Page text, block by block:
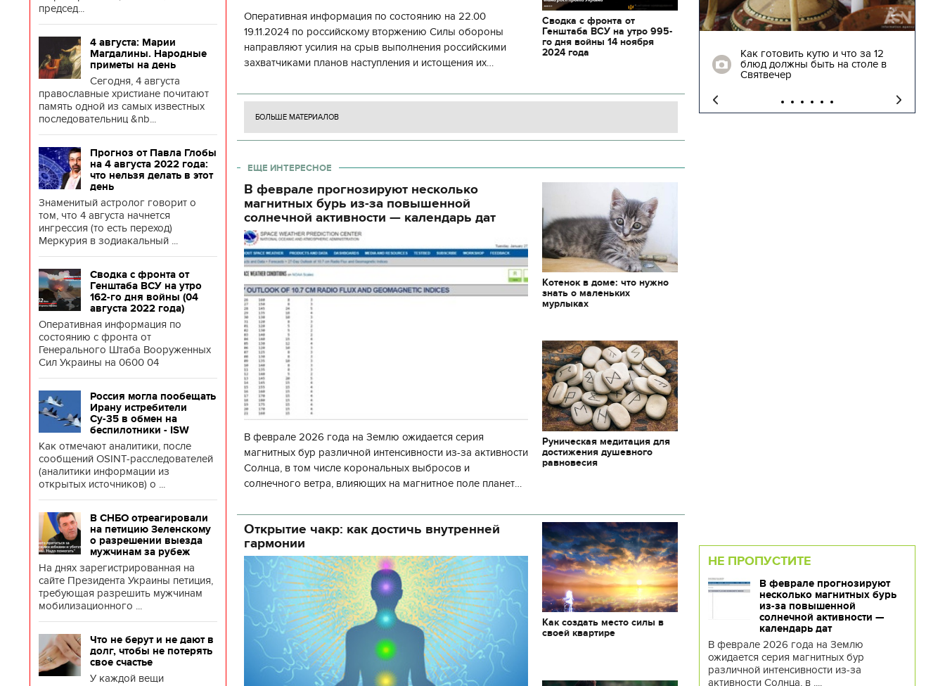
председ...
4 августа: Марии
Магдалины. Народные
приметы на день
Сегодня, 4 августа
православные христиане почитают
память одной из самых известных
последовательниц &nb...
Прогноз от Павла Глобы
на 4 августа 2022 года:
что нельзя делать в этот
день
Знаменитый астролог говорит о
том, что 4 августа начнется
ингрессия (то есть переход)
Меркурия в зодиакальный ...
Сводка с фронта от
Генштаба ВСУ на утро
162-го дня войны (04
августа 2022 года)
Оперативная информация по
состоянию с фронта от
Генерального Штаба Вооруженных
Сил Украины на 0600 04
Россия могла пообещать
Ирану истребители
Су-35 в обмен на
беспилотники - ISW
Как отмечают аналитики, после
сообщений OSINT-расследователей
(аналитики информации из
открытых источников) о ...
В СНБО отреагировали
на петицию Зеленскому
о разрешении выезда
мужчинам за рубеж
На днях зарегистрированная на
сайте Президента Украины петиция,
требующая разрешить мужчинам
мобилизационного ...
Что не берут и не дают в
долг, чтобы не потерять
свое счастье
У каждой вещи
Оперативная информация по состоянию на 22.00
19.11.2024 по российскому вторжению Силы обороны
направляют усилия на срыв выполнения российскими
захватчиками планов наступления и истощения их
боевых ст
Сводка с фронта от
Генштаба ВСУ на утро 995-
го дня войны 14 ноября
2024 года
БОЛЬШЕ МАТЕРИАЛОВ
ЕЩЕ ИНТЕРЕСНОЕ
В феврале прогнозируют несколько
магнитных бурь из-за повышенной
солнечной активности — календарь дат
В феврале 2026 года на Землю ожидается серия
магнитных бур различной интенсивности из-за активности
Солнца, в том числе корональных выбросов и
солнечного ветра, влияющих на магнитное поле планеты.
об
Котенок в доме: что нужно
знать о маленьких
мурлыках
Руническая медитация для
достижения душевного
равновесия
Открытие чакр: как достичь внутренней
гармонии
Как создать место силы в
своей квартире
11.10.2017 | 16:22
Времена Руси: как выглядят
Как готовить кутю и что за 12
блюд должны быть на столе в
Святвечер
НЕ ПРОПУСТИТЕ
В феврале прогнозируют
несколько магнитных бурь
из-за повышенной
солнечной активности —
календарь дат
В феврале 2026 года на Землю
ожидается серия магнитных бур
различной интенсивности из-за
активности Солнца, в ....